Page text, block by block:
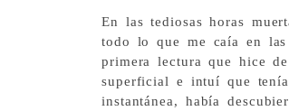
En las tediosas horas
todo lo que me caía en
primera lectura que hice de
superficial e intuí que
instantánea, había